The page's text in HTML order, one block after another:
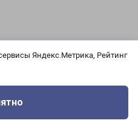
Яндекс.Метрика, Рейтинг
21:00